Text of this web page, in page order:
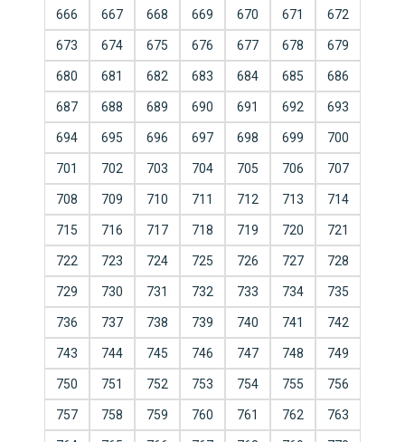
666 667 668 669 670 671 672
673 674 675 676 677 678 679
680 681 682 683 684 685 686
687 688 689 690 691 692 693
694 695 696 697 698 699 700
701 702 703 704 705 706 707
708 709 710 711 712 713 714
715 716 717 718 719 720 721
722 723 724 725 726 727 728
729 730 731 732 733 734 735
736 737 738 739 740 741 742
743 744 745 746 747 748 749
750 751 752 753 754 755 756
757 758 759 760 761 762 763